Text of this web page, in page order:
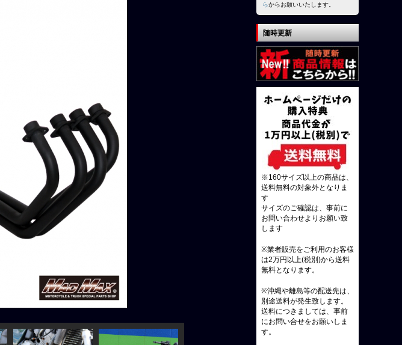
らからお願いいたします。
随時更新
※160サイズ以上の商品は、
送料無料の対象外となりま
す
サイズのご確認は、事前に
お問い合わせよりお願い致
します
※業者販売をご利用のお客様
は2万円以上(税別)から送料
無料となります。
※沖縄や離島等の配送先は、
別途送料が発生致します。
送料につきましては、事前
にお問い合せをお願いしま
す。